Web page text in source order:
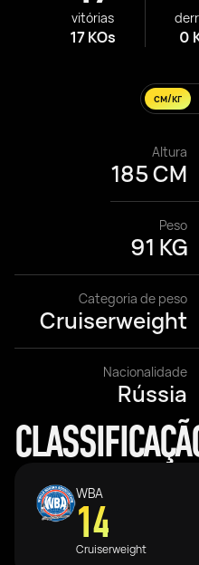
vitórias
17 KOs 0
см/кг
Altura
185 CM
Peso
91 KG
Categoria de peso
Cruiserweight
Nacionalidade
Rússia
WBA
14
Cruiserweight